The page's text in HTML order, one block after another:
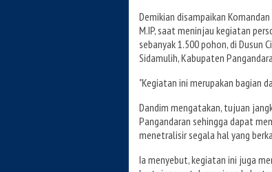
Demikian disampaikan
M.IP, saat meninjau kegiatan
sebanyak 1.500 pohon, di Dusun
Sidamulih, Kabupaten
"Kegiatan ini merupakan bagian
Dandim mengatakan, tujuan
Pangandaran sehingga dapat
menetralisir segala hal yang
Ia menyebut, kegiatan ini juga